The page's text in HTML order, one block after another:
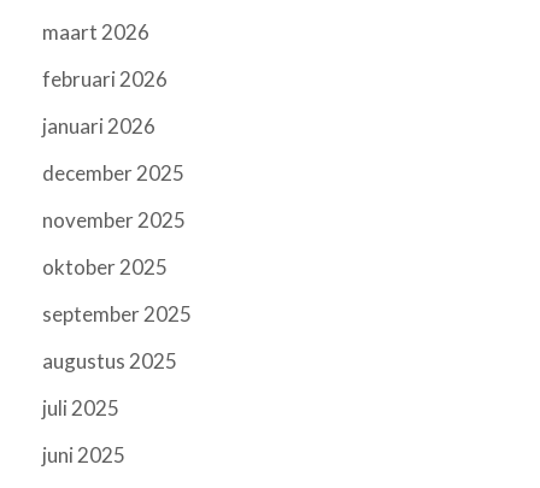
maart 2026
februari 2026
januari 2026
december 2025
november 2025
oktober 2025
september 2025
augustus 2025
juli 2025
juni 2025